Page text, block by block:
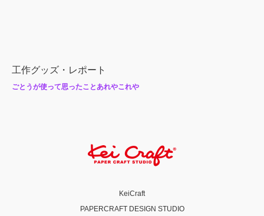
工作グッズ・レポート
ごとうが使って思ったことあれやこれや
KeiCraft
PAPERCRAFT DESIGN STUDIO